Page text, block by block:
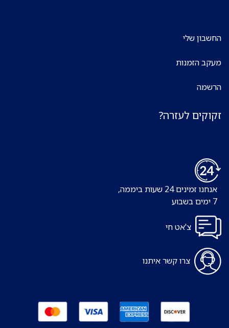
החשבון שלי
מעקב הזמנות
הרשמה
זקוקים לעזרה?
אנחנו זמינים 24 שעות ביממה,
צ'אט חי
צרו קשר איתנו